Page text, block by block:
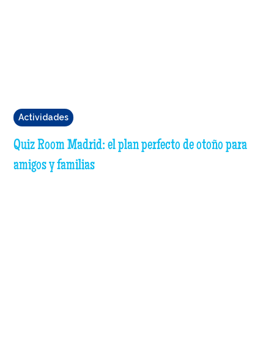
Actividades
Quiz Room Madrid: el plan perfecto de otoño para
amigos y familias